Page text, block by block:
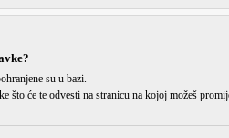
su u bazi.
što će te odvesti na stranicu na kojoj možeš